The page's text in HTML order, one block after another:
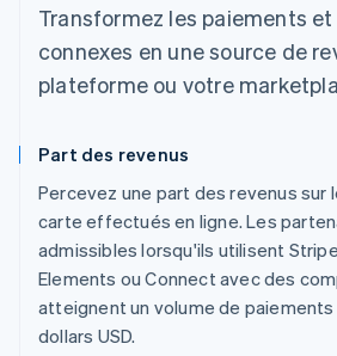
Transformez les paiements
connexes en une source de
plateforme ou votre
Part des revenus
Percevez une part des revenus sur
carte effectués en ligne. Les
admissibles lorsqu'ils utilisent
Elements ou Connect avec des
atteignent un volume de paiements
dollars USD.